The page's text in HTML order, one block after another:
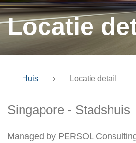
Locatie
Huis › Locatie detail
Singapore - Stadshuis
Managed by PERSOL